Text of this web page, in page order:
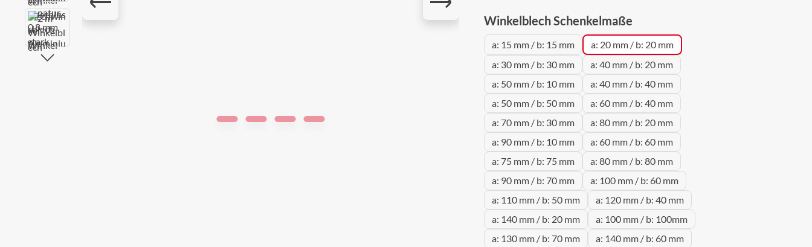
Winkelblech Schenkelmaßeauswählen
a: 15 mm / b: 15 mm
a: 20 mm / b: 20 mm
a: 30 mm / b: 30 mm
a: 40 mm / b: 20 mm
a: 50 mm / b: 10 mm
a: 40 mm / b: 40 mm
a: 50 mm / b: 50 mm
a: 60 mm / b: 40 mm
a: 70 mm / b: 30 mm
a: 80 mm / b: 20 mm
a: 90 mm / b: 10 mm
a: 60 mm / b: 60 mm
a: 75 mm / b: 75 mm
a: 80 mm / b: 80 mm
a: 90 mm / b: 70 mm
a: 100 mm / b: 60 mm
a: 110 mm / b: 50 mm
a: 120 mm / b: 40 mm
a: 140 mm / b: 20 mm
a: 100 mm / b: 100mm
a: 130 mm / b: 70 mm
a: 140 mm / b: 60 mm